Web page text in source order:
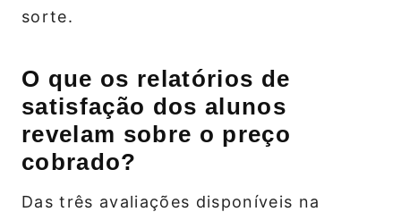
sorte.
O que os relatórios de
satisfação dos alunos
revelam sobre o preço
cobrado?
Das três avaliações disponíveis na